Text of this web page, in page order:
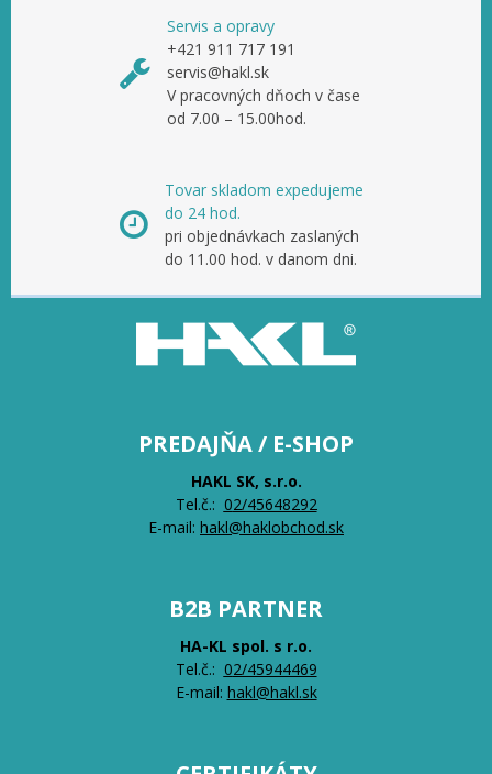
Servis a opravy
+421 911 717 191
servis@hakl.sk
V pracovných dňoch v čase
od 7.00 – 15.00hod.
Tovar skladom expedujeme
do 24 hod.
pri objednávkach zaslaných
do 11.00 hod. v danom dni.
PREDAJŇA / E-SHOP
HAKL SK, s.r.o.
Tel.č.: 02/45648292
E-mail: hakl@haklobchod.sk
B2B PARTNER
HA-KL spol. s r.o.
Tel.č.: 02/45944469
E-mail: hakl@hakl.sk